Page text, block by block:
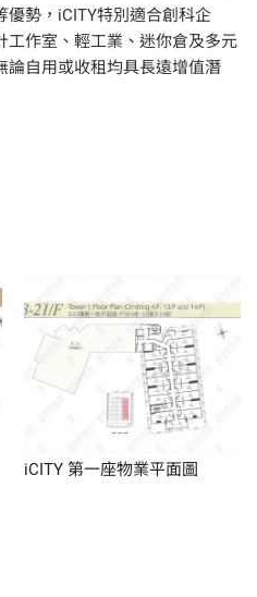
優勢，iCITY特別適合創科企
工作室、輕工業、迷你倉及多元
論自用或收租均具長遠增值潛
iCITY 第一座物業平面圖